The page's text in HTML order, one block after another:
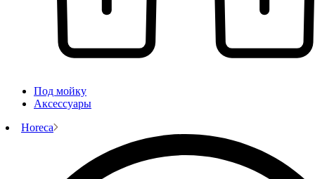
Под мойку
Аксессуары
Horeca